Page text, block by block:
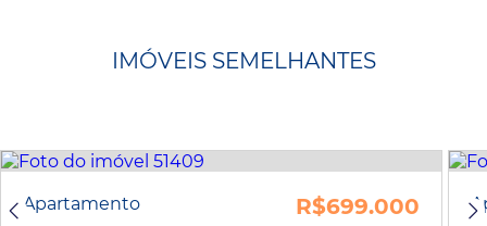
IMÓVEIS SEMELHANTES
Apartamento
R$699.000